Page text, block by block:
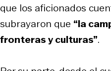
que los aficionados
subrayaron que “la
fronteras y culturas”.